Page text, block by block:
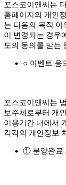
포스코이앤씨는
홈페이지의 개인
는 다음의 목적 이
이 변경되는 경우
도의 동의를 받는
○ 이벤트 응
포스코이앤씨는
보주체로부터 개
이용기간 내에서
각각의 개인정보
① 분양완료